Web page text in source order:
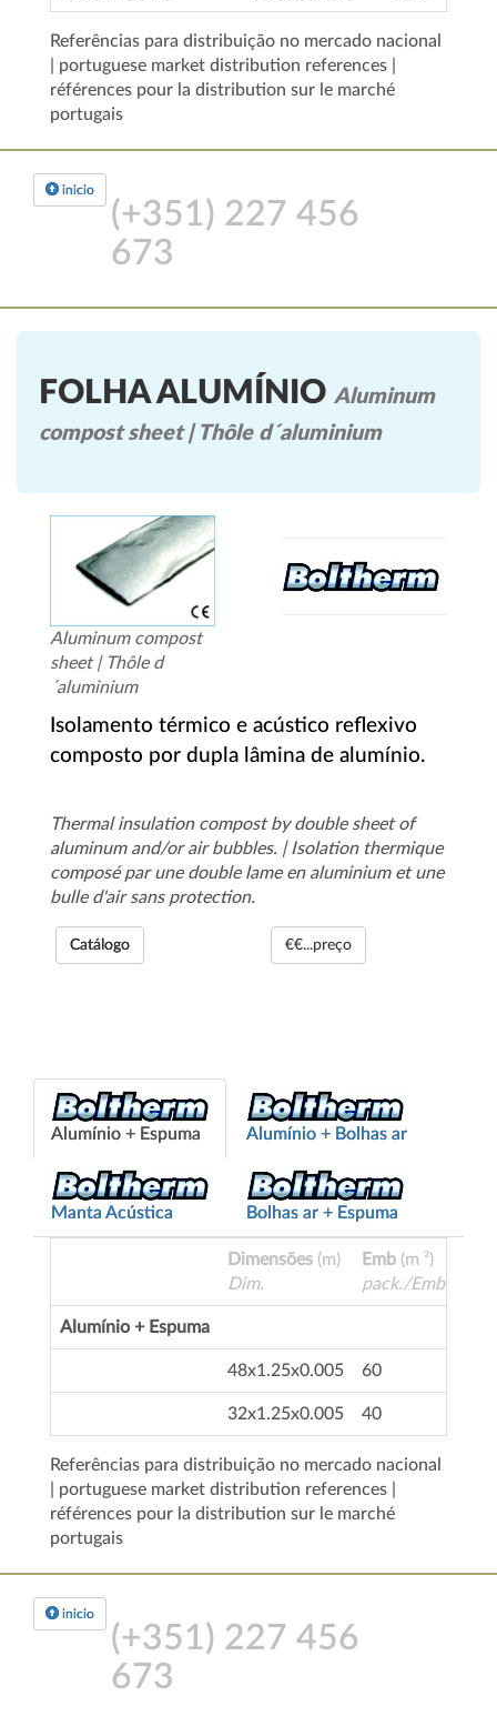
Referências para distribuição no mercado nacional
| portuguese market distribution references |
références pour la distribution sur le marché
portugais
inicio
(+351) 227 456
673
FOLHA ALUMÍNIO Aluminum
compost sheet | Thôle d´aluminium
Aluminum compost
sheet | Thôle d
´aluminium
Isolamento térmico e acústico reflexivo
composto por dupla lâmina de alumínio.
Thermal insulation compost by double sheet of
aluminum and/or air bubbles. | Isolation thermique
composé par une double lame en aluminium et une
bulle d'air sans protection.
Catálogo €€...preço
Alumínio + Espuma Alumínio + Bolhas ar
Manta Acústica Bolhas ar + Espuma
Dimensões (m)
Dim.
Emb (m ²)
pack./Emball.
Alumínio + Espuma
48x1.25x0.005 60
32x1.25x0.005 40
Referências para distribuição no mercado nacional
| portuguese market distribution references |
références pour la distribution sur le marché
portugais
inicio
(+351) 227 456
673